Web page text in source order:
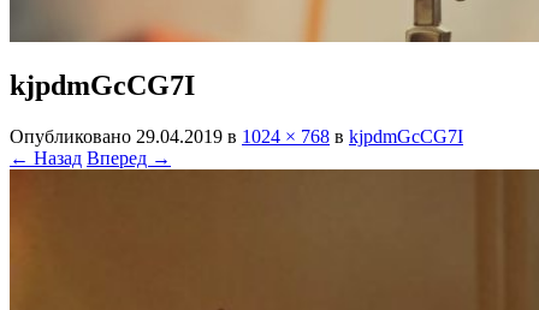
kjpdmGcCG7I
Опубликовано 29.04.2019 в 1024 × 768 в kjpdmGcCG7I
← Назад Вперед →